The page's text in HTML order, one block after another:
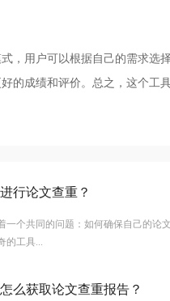
，用户可以根据自己的需求
的成绩和评价。总之，这个
行论文查重？
一个共同的问题：如何确保自己的论
的工具...
么获取论文查重报告？